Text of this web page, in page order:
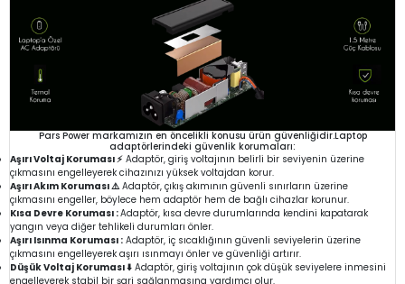
Pars Power markamızın en öncelikli konusu ürün güvenliğidir.Laptop
adaptörlerindeki güvenlik korumaları:
Aşırı Voltaj Koruması ⚡ Adaptör, giriş voltajının belirli bir seviyenin üzerine
çıkmasını engelleyerek cihazınızı yüksek voltajdan korur.
Aşırı Akım Koruması ⚠️Adaptör, çıkış akımının güvenli sınırların üzerine
çıkmasını engeller, böylece hem adaptör hem de bağlı cihazlar korunur.
Kısa Devre Koruması :Adaptör, kısa devre durumlarında kendini kapatarak
yangın veya diğer tehlikeli durumları önler.
Aşırı Isınma Koruması : Adaptör, iç sıcaklığının güvenli seviyelerin üzerine
çıkmasını engelleyerek aşırı ısınmayı önler ve güvenliği artırır.
Düşük Voltaj Koruması ⬇️ Adaptör, giriş voltajının çok düşük seviyelere inmesini
engelleyerek stabil bir şarj sağlanmasına yardımcı olur.